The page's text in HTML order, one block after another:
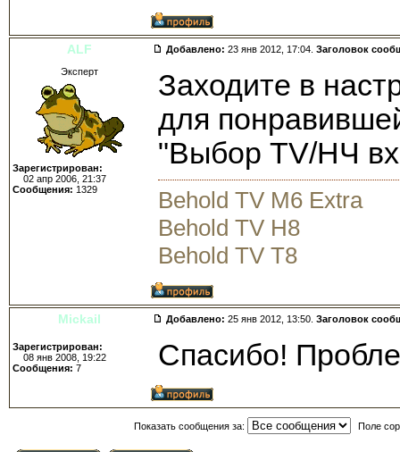
ALF Добавлено: 23 янв 2012, 17:04. Заголовок
Эксперт
Зарегистрирован:
02 апр 2006, 21:37
Сообщения: 1329
Заходите в
для
"Выбор TV/НЧ
Behold TV M6 Extra
Behold TV H8
Behold TV T8
Mickail Добавлено: 25 янв 2012, 13:50. Заголовок
Зарегистрирован:
08 янв 2008, 19:22
Сообщения: 7 Спасибо!
Показать сообщения за: Поле